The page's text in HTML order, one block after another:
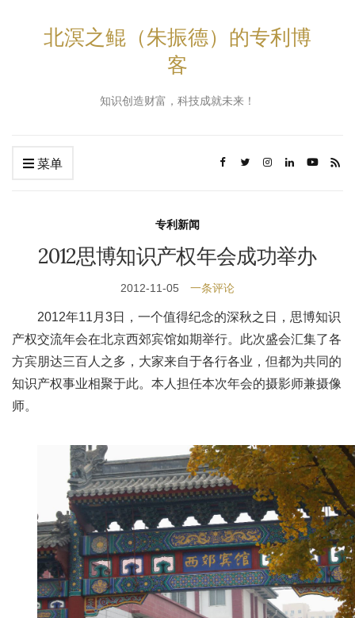
北溟之鲲（朱振德）的专利博
客
知识创造财富，科技成就未来！
菜单
专利新闻
2012思博知识产权年会成功举办
2012-11-05 一条评论
2012年11月3日，一个值得纪念的深秋之日，思博知识
产权交流年会在北京西郊宾馆如期举行。此次盛会汇集了各
方宾朋达三百人之多，大家来自于各行各业，但都为共同的
知识产权事业相聚于此。本人担任本次年会的摄影师兼摄像
师。